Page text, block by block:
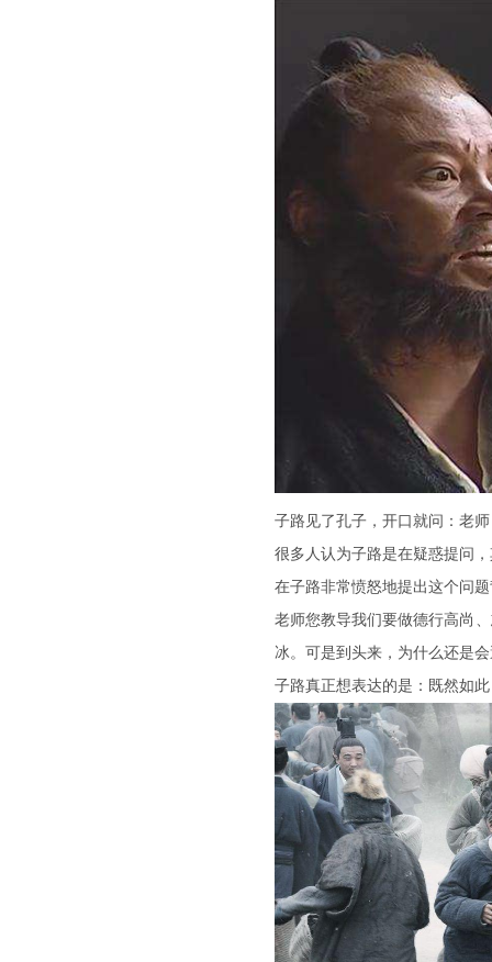
子路见了孔子，开口就问：老
很多人认为子路是在疑惑提问
在子路非常愤怒地提出这个问
老师您教导我们要做德行高尚
冰。可是到头来，为什么还是
子路真正想表达的是：既然如